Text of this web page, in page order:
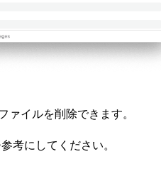
イルを削除できます。
考にしてください。